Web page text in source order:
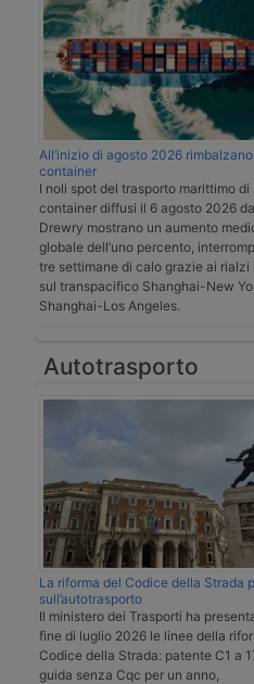
All’inizio di agosto 2026
container
I noli spot del trasporto marittimo di
container diffusi il 6 agosto 2026 da
Drewry mostrano un aumento
globale dell’uno percento,
tre settimane di calo grazie ai rialzi
sul transpacifico Shanghai-New
Shanghai-Los Angeles.
Autotrasporto
La riforma del Codice della Strada
sull’autotrasporto
Il ministero dei Trasporti ha
fine di luglio 2026 le linee della
Codice della Strada: patente C1 a
guida senza Cqc per un anno,